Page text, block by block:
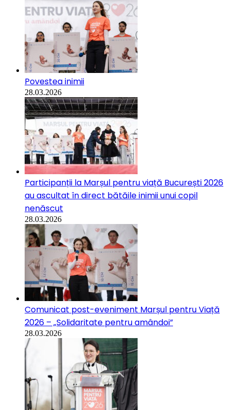
Povestea inimii
28.03.2026
Participanții la Marșul pentru viață București 2026
au ascultat în direct bătăile inimii unui copil
nenăscut
28.03.2026
Comunicat post-eveniment Marșul pentru Viață
2026 – „Solidaritate pentru amândoi”
28.03.2026